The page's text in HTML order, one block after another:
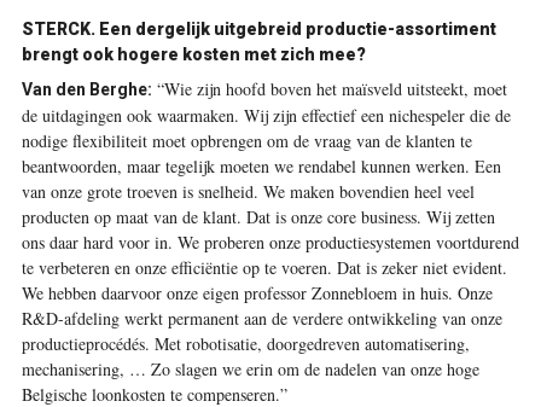
STERCK. Een dergelijk uitgebreid productie-assortiment
brengt ook hogere kosten met zich mee?
Van den Berghe: “Wie zijn hoofd boven het maïsveld uitsteekt, moet
de uitdagingen ook waarmaken. Wij zijn effectief een nichespeler die de
nodige flexibiliteit moet opbrengen om de vraag van de klanten te
beantwoorden, maar tegelijk moeten we rendabel kunnen werken. Een
van onze grote troeven is snelheid. We maken bovendien heel veel
producten op maat van de klant. Dat is onze core business. Wij zetten
ons daar hard voor in. We proberen onze productiesystemen voortdurend
te verbeteren en onze efficiëntie op te voeren. Dat is zeker niet evident.
We hebben daarvoor onze eigen professor Zonnebloem in huis. Onze
R&D-afdeling werkt permanent aan de verdere ontwikkeling van onze
productieprocédés. Met robotisatie, doorgedreven automatisering,
mechanisering, … Zo slagen we erin om de nadelen van onze hoge
Belgische loonkosten te compenseren.”